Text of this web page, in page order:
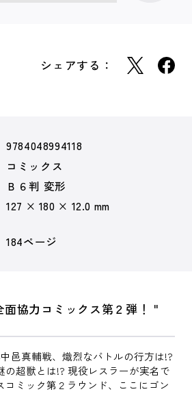
シェアする：
9784048994118
コミックス
Ｂ６判 変形
127 × 180 × 12.0 mm
184ページ
協力コミックス第２弾！ "
邑真輔戦、熾烈なバトルの行方は!?
の超獣とは!? 現役レスラーが実名で
コミック第２ラウンド、ここにゴン